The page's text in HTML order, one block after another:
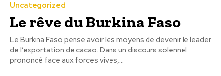
Uncategorized
Le rêve du Burkina Faso
Le Burkina Faso pense avoir les moyens de devenir le leader
de l’exportation de cacao. Dans un discours solennel
prononcé face aux forces vives,...